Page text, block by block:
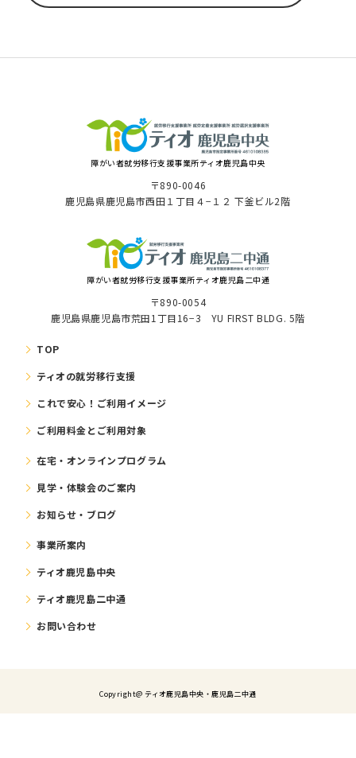
障がい者就労移⾏⽀援事業所ティオ⿅児島中央
〒890-0046
⿅児島県⿅児島市⻄⽥１丁⽬４−１２ 下釜ビル2階
障がい者就労移⾏⽀援事業所ティオ鹿児島二中通
〒890-0054
鹿児島県鹿児島市荒田1丁目16−3 YU FIRST BLDG. 5階
TOP
ティオの就労移⾏⽀援
これで安⼼！ご利⽤イメージ
ご利⽤料⾦とご利⽤対象
在宅・オンラインプログラム
⾒学・体験会のご案内
お知らせ・ブログ
事業所案内
ティオ鹿児島中央
ティオ鹿児島二中通
お問い合わせ
Copyright@ ティオ⿅児島中央・鹿児島二中通